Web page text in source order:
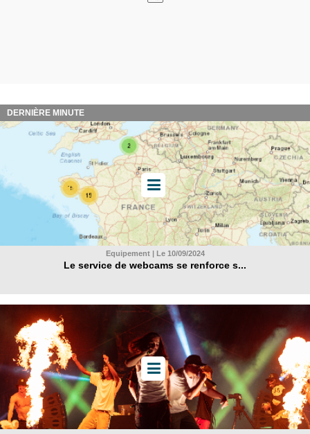
DERNIÈRE MINUTE
Equipement | Le 10/09/2024
Le service de webcams se renforce s...